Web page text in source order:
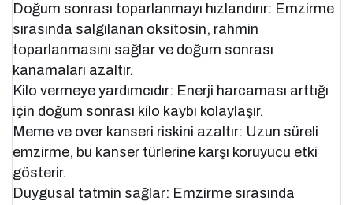
Doğum sonrası toparlanmayı hızlandırır: Emzirme
sırasında salgılanan oksitosin, rahmin
toparlanmasını sağlar ve doğum sonrası
kanamaları azaltır.
Kilo vermeye yardımcıdır: Enerji harcaması arttığı
için doğum sonrası kilo kaybı kolaylaşır.
Meme ve over kanseri riskini azaltır: Uzun süreli
emzirme, bu kanser türlerine karşı koruyucu etki
gösterir.
Duygusal tatmin sağlar: Emzirme sırasında